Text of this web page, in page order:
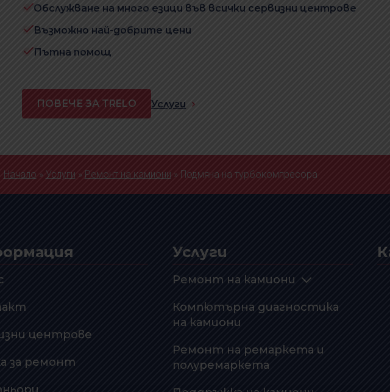
Обслужване на много езици във всички сервизни центрове
Възможно най-добрите цени
Пътна помощ
ПОВЕЧЕ ЗА TRELO Услуги
Начало » Услуги » Ремонт на камиони » Подмяна на турбокомпресора
центрове
за ремонт
Услуги
Ремонт на камиони
Компютърна диагностика
на камиони
Ремонт на ремаркета и
полуремаркета